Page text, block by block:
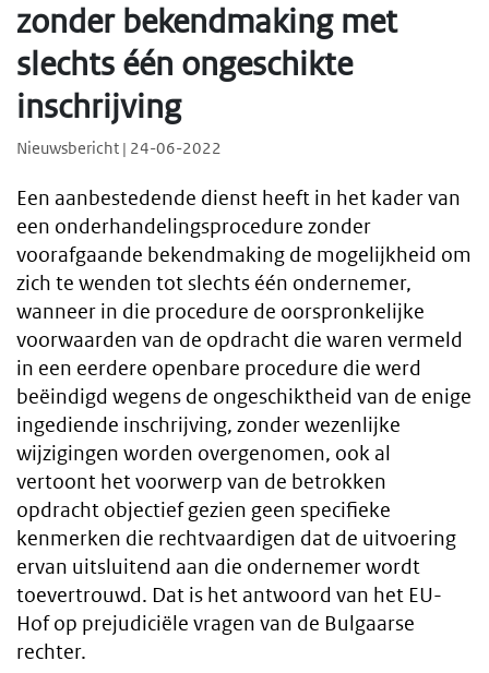
zonder bekendmaking met
slechts één ongeschikte
inschrijving
Nieuwsbericht | 24-06-2022
Een aanbestedende dienst heeft in het kader van
een onderhandelingsprocedure zonder
voorafgaande bekendmaking de mogelijkheid om
zich te wenden tot slechts één ondernemer,
wanneer in die procedure de oorspronkelijke
voorwaarden van de opdracht die waren vermeld
in een eerdere openbare procedure die werd
beëindigd wegens de ongeschiktheid van de enige
ingediende inschrijving, zonder wezenlijke
wijzigingen worden overgenomen, ook al
vertoont het voorwerp van de betrokken
opdracht objectief gezien geen specifieke
kenmerken die rechtvaardigen dat de uitvoering
ervan uitsluitend aan die ondernemer wordt
toevertrouwd. Dat is het antwoord van het EU-
Hof op prejudiciële vragen van de Bulgaarse
rechter.